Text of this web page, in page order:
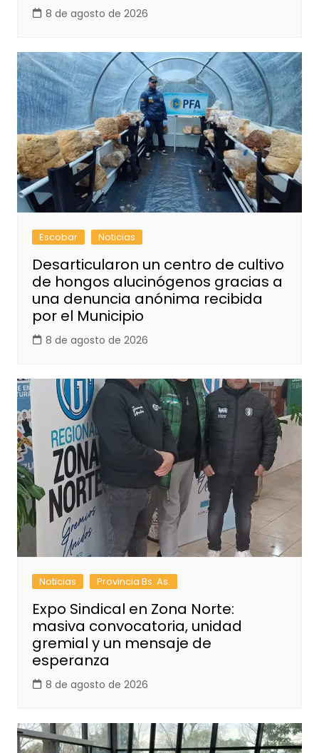
8 de agosto de 2026
Escobar Noticias
Desarticularon un centro de cultivo
de hongos alucinógenos gracias a
una denuncia anónima recibida
por el Municipio
8 de agosto de 2026
Noticias Provincia Bs. As.
Expo Sindical en Zona Norte:
masiva convocatoria, unidad
gremial y un mensaje de
esperanza
8 de agosto de 2026